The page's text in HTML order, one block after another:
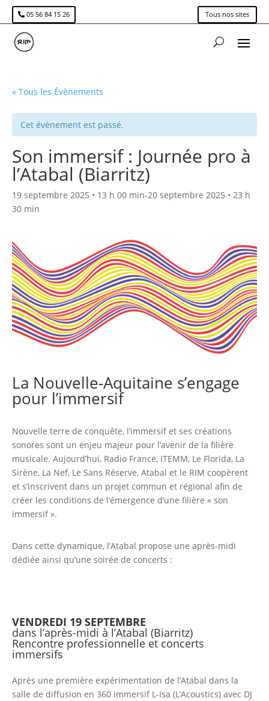
05 56 84 15 26 Tous nos sites
« Tous les Évènements
Cet évènement est passé.
Son immersif : Journée pro à
l’Atabal (Biarritz)
19 septembre 2025 • 13 h 00 min-20 septembre 2025 • 23 h
30 min
La Nouvelle-Aquitaine s’engage
pour l’immersif
Nouvelle terre de conquête, l’immersif et ses créations
sonores sont un enjeu majeur pour l’avenir de la filière
musicale. Aujourd’hui, Radio France, ITEMM, Le Florida, La
Sirène, La Nef, Le Sans Réserve, Atabal et le RIM coopèrent
et s’inscrivent dans un projet commun et régional afin de
créer les conditions de l’émergence d’une filière « son
immersif ».
Dans cette dynamique, l’Atabal propose une après-midi
dédiée ainsi qu’une soirée de concerts :
VENDREDI 19 SEPTEMBRE
dans l’après-midi à l’Atabal (Biarritz)
Rencontre professionnelle et concerts
immersifs
Après une première expérimentation de l’Atabal dans la
salle de diffusion en 360 immersif L-Isa (L’Acoustics) avec DJ